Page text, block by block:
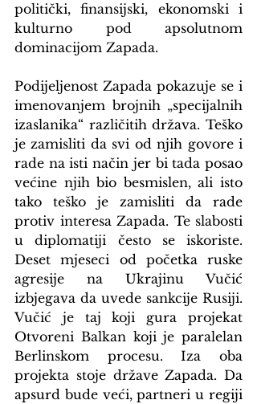
politički, finansijski, ekonomski i
kulturno pod apsolutnom
dominacijom Zapada.
Podijeljenost Zapada pokazuje se i
imenovanjem brojnih „specijalnih
izaslanika“ različitih država. Teško
je zamisliti da svi od njih govore i
rade na isti način jer bi tada posao
većine njih bio besmislen, ali isto
tako teško je zamisliti da rade
protiv interesa Zapada. Te slabosti
u diplomatiji često se iskoriste.
Deset mjeseci od početka ruske
agresije na Ukrajinu Vučić
izbjegava da uvede sankcije Rusiji.
Vučić je taj koji gura projekat
Otvoreni Balkan koji je paralelan
Berlinskom procesu. Iza oba
projekta stoje države Zapada. Da
apsurd bude veći, partneri u regiji